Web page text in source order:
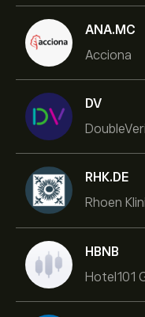
ANA.MC
Acciona
DV
RHK.DE
Rhoen
HBNB
Hotel101